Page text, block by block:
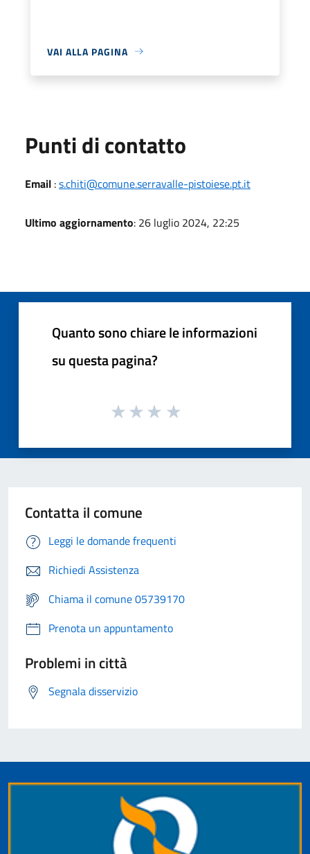
VAI ALLA PAGINA
Punti di contatto
Email :s.chiti@comune.serravalle-pistoiese.pt.it
Ultimo aggiornamento: 26 luglio 2024, 22:25
Quanto sono chiare le informazioni
su questa pagina?
Contatta il comune
Leggi le domande frequenti
Richiedi Assistenza
Chiama il comune 05739170
Prenota un appuntamento
Problemi in città
Segnala disservizio